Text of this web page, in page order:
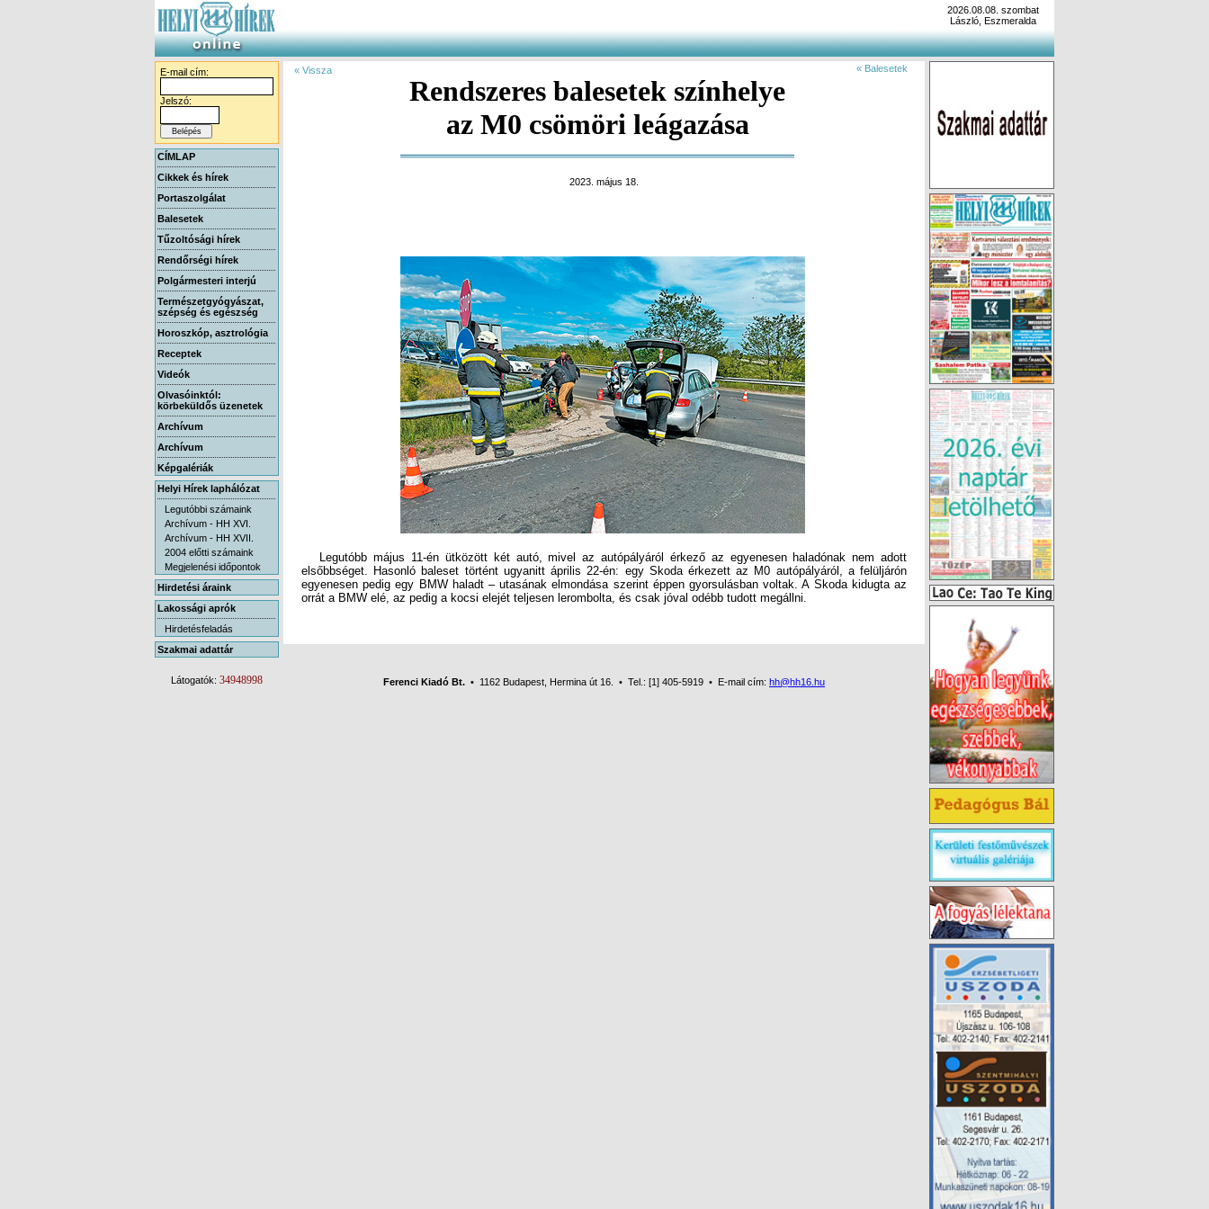
2026.08.08. szombat
László, Eszmeralda
E-mail cím:
Jelszó:
CÍMLAP
Cikkek és hírek
Portaszolgálat
Balesetek
Tűzoltósági hírek
Rendőrségi hírek
Polgármesteri interjú
Természetgyógyászat,
szépség és egészség
Horoszkóp, asztrológia
Receptek
Videók
Olvasóinktól:
körbeküldős üzenetek
Archívum
Archívum
Képgalériák
Helyi Hírek laphálózat
Legutóbbi számaink
Archívum - HH XVI.
Archívum - HH XVII.
2004 előtti számaink
Megjelenési időpontok
Hirdetési áraink
Lakossági aprók
Hirdetésfeladás
Szakmai adattár
Látogatók: 34948998
« Vissza
Rendszeres balesetek színhelye
az M0 csömöri leágazása
« Balesetek
2023. május 18.
Legutóbb május 11-én ütközött két autó, mivel az autópályáról érkező az egyenesen haladónak nem adott
elsőbbséget. Hasonló baleset történt ugyanitt április 22-én: egy Skoda érkezett az M0 autópályáról, a felüljárón
egyenesen pedig egy BMW haladt – utasának elmondása szerint éppen gyorsulásban voltak. A Skoda kidugta az
orrát a BMW elé, az pedig a kocsi elejét teljesen lerombolta, és csak jóval odébb tudott megállni.
Ferenci Kiadó Bt. • 1162 Budapest, Hermina út 16. • Tel.: [1] 405-5919 • E-mail cím: hh@hh16.hu